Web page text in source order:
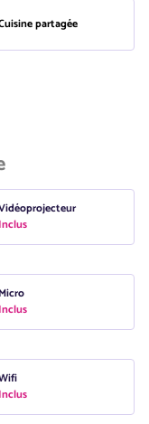
partagée
Inclus
Micro
Inclus
Inclus